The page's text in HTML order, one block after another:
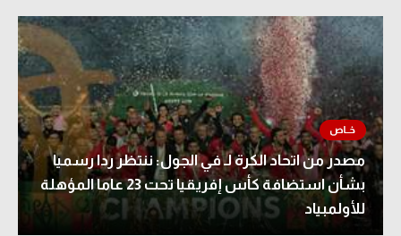
رياضات أخرى
أمم إفريقيا
كرة السلة الأمريكية
كرة سلة
كرة يد
كرة طائرة
مصدر من اتحاد الكرة لـ في الجول: ننتظر ردا رسميا
بشأن استضافة كأس إفريقيا تحت 23 عاما المؤهلة
للأولمبياد